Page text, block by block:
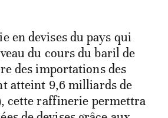
en devises du pays qui
du cours du baril de
des importations des
atteint 9,6 milliards de
cette raffinerie permettra